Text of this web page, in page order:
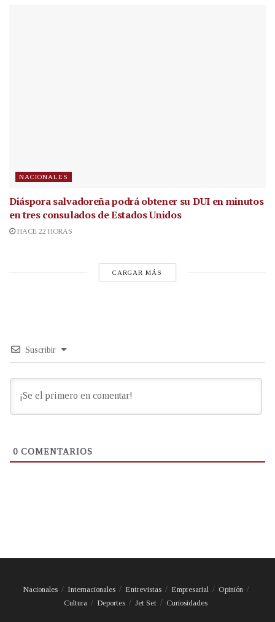
NACIONALES
Diáspora salvadoreña podrá obtener su DUI en minutos
en tres consulados de Estados Unidos
HACE 22 HORAS
CARGAR MÁS
Suscribir
0 COMENTARIOS
Nacionales Internacionales Entrevistas Empresarial
Opinión
Cultura
Deportes Jet Set Curiosidades